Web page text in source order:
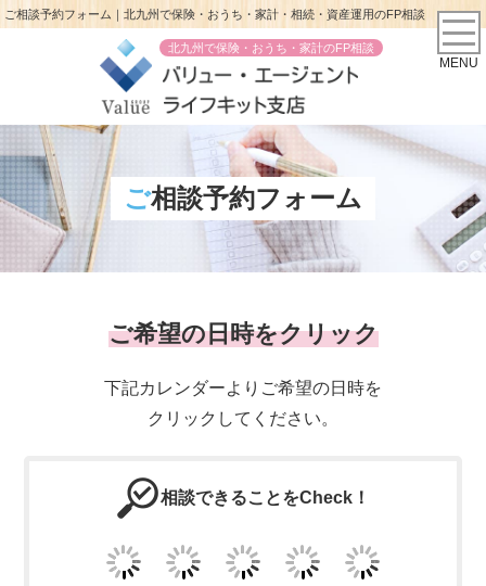
ご相談予約フォーム｜北九州で保険・おうち・家計・相続・資産運用のFP相談
北九州で保険・おうち・家計のFP相談
MENU
ご相談予約フォーム
ご希望の日時をクリック
下記カレンダーよりご希望の日時を
クリックしてください。
相談できることをCheck！